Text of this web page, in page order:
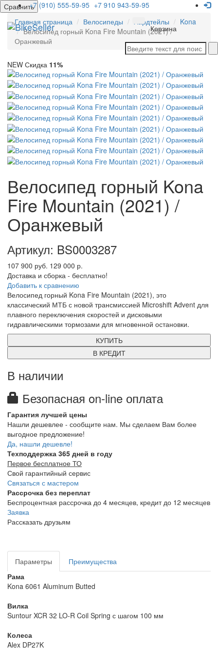
Сравнить+7 (910) 555-59-95 +7 910 943-59-95
Корзина
Главная страница Велосипеды Хардтейлы
Kona
Велосипед горный Kona Fire Mountain (2021) /
Оранжевый
NEW Скидка 11%
Велосипед горный Kona
Fire Mountain (2021) /
Оранжевый
Артикул: BS0003287
107 900 руб. 129 000 р.
Доставка и сборка - бесплатно!
Добавить к сравнению
Велосипед горный Kona Fire Mountain (2021), это
классический МТБ с новой трансмиссией Microshift Advent для
плавного переключения скоростей и дисковыми
гидравлическими тормозами для мгновенной остановки.
КУПИТЬ
В КРЕДИТ
В наличии
Безопасная on-line оплата
Гарантия лучшей цены
Нашли дешевлее - сообщите нам. Мы сделаем Вам более
выгодное предложение!
Да, нашли дешевле!
Техподдержка 365 дней в году
Первое бесплатное ТО
Свой гарантийный сервис
Связаться с мастером
Рассрочка без переплат
Беспроцентная рассрочка до 4 месяцев, кредит до 12 месяцев
Заявка
Рассказать друзьям
Параметры
Преимущества
Рама
Kona 6061 Aluminum Butted
Вилка
Suntour XCR 32 LO-R Coil Spring с шагом 100 мм
Колеса
Alex DP27K